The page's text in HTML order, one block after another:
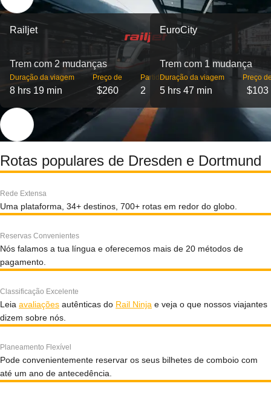
Railjet
Trem com 2 mudanças
Duração da viagem
8 hrs 19 min
Preço de
$260
Partidas
2
EuroCity
Trem com 1 mudança
Duração da viagem
5 hrs 47 min
Preço
$103
Rotas populares de Dresden e Dortmund
Rede Extensa
Uma plataforma, 34+ destinos, 700+ rotas em redor do globo.
Reservas Convenientes
Nós falamos a tua língua e oferecemos mais de 20 métodos de
pagamento.
Classificação Excelente
Leia avaliações autênticas do Rail Ninja e veja o que nossos viajantes
dizem sobre nós.
Planeamento Flexível
Pode convenientemente reservar os seus bilhetes de comboio com
até um ano de antecedência.